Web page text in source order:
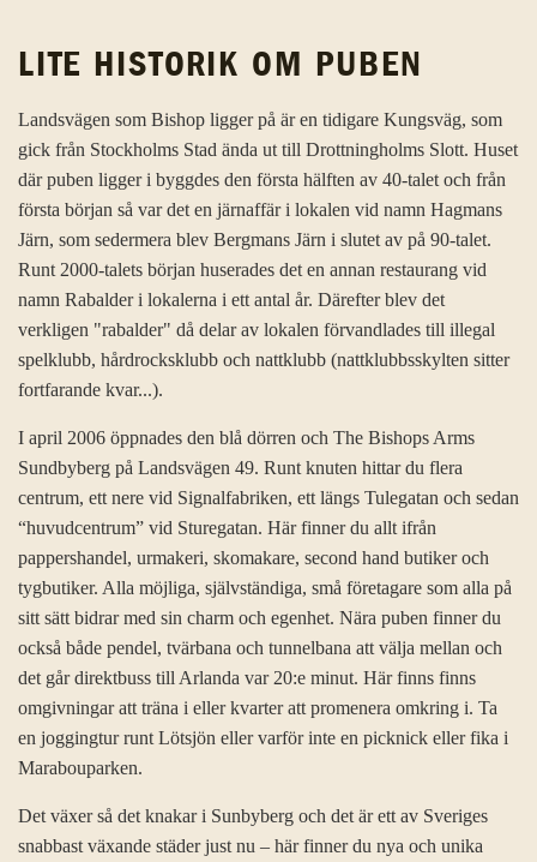
LITE HISTORIK OM PUBEN
Landsvägen som Bishop ligger på är en tidigare Kungsväg, som
gick från Stockholms Stad ända ut till Drottningholms Slott. Huset
där puben ligger i byggdes den första hälften av 40-talet och från
första början så var det en järnaffär i lokalen vid namn Hagmans
Järn, som sedermera blev Bergmans Järn i slutet av på 90-talet.
Runt 2000-talets början huserades det en annan restaurang vid
namn Rabalder i lokalerna i ett antal år. Därefter blev det
verkligen "rabalder" då delar av lokalen förvandlades till illegal
spelklubb, hårdrocksklubb och nattklubb (nattklubbsskylten sitter
fortfarande kvar...).
I april 2006 öppnades den blå dörren och The Bishops Arms
Sundbyberg på Landsvägen 49. Runt knuten hittar du flera
centrum, ett nere vid Signalfabriken, ett längs Tulegatan och sedan
“huvudcentrum” vid Sturegatan. Här finner du allt ifrån
pappershandel, urmakeri, skomakare, second hand butiker och
tygbutiker. Alla möjliga, självständiga, små företagare som alla på
sitt sätt bidrar med sin charm och egenhet. Nära puben finner du
också både pendel, tvärbana och tunnelbana att välja mellan och
det går direktbuss till Arlanda var 20:e minut. Här finns finns
omgivningar att träna i eller kvarter att promenera omkring i. Ta
en joggingtur runt Lötsjön eller varför inte en picknick eller fika i
Marabouparken.
Det växer så det knakar i Sunbyberg och det är ett av Sveriges
snabbast växande städer just nu – här finner du nya och unika